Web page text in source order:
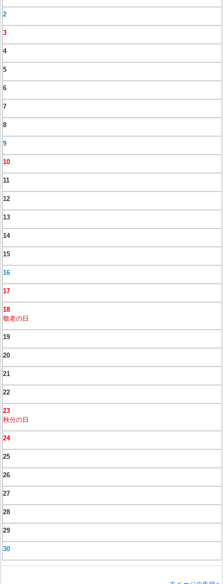
2
3
4
5
6
7
8
9
10
11
12
13
14
15
16
17
18
敬老の日
19
20
21
22
23
秋分の日
24
25
26
27
28
29
30